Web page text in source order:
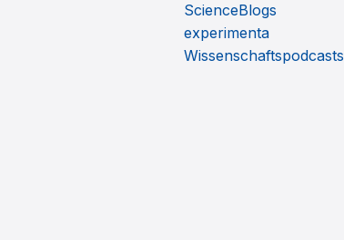
ScienceBlogs
experimenta
Wissenschaftspodcasts